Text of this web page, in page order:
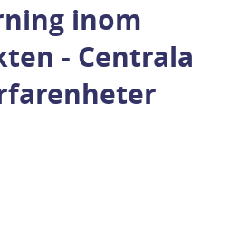
inom
- Centrala